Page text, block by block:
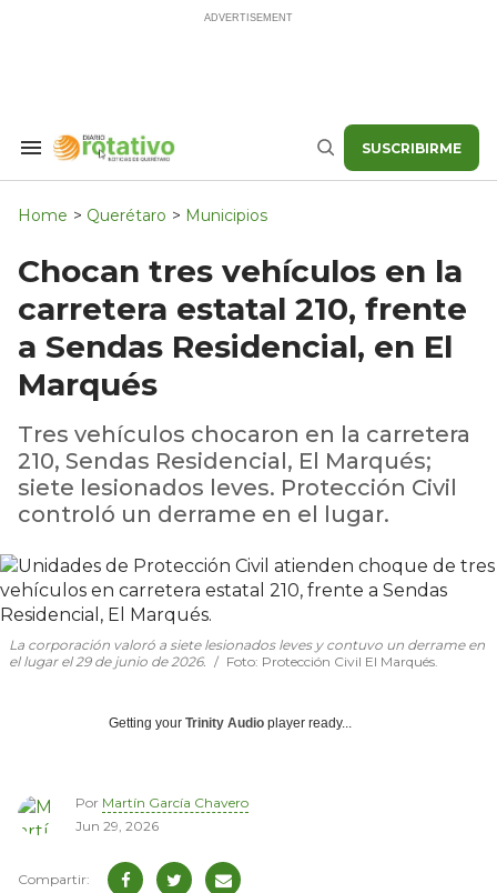
Search
Navigation
Buscar SUSCRIBIRME
Home > Querétaro > Municipios
Chocan tres vehículos en la
carretera estatal 210, frente
a Sendas Residencial, en El
Marqués
Tres vehículos chocaron en la carretera
210, Sendas Residencial, El Marqués;
siete lesionados leves. Protección Civil
controló un derrame en el lugar.
La corporación valoró a siete lesionados leves y contuvo un derrame en
el lugar el 29 de junio de 2026.
Foto: Protección Civil El Marqués.
Getting your Trinity Audio player ready...
Por Martín García Chavero
Jun 29, 2026